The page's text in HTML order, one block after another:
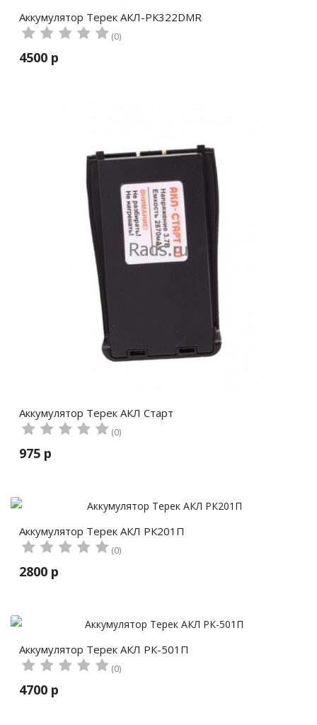
Аккумулятор Терек АКЛ-РК322DMR
(0)
4500 р
Аккумулятор Терек АКЛ Старт
(0)
975 р
Аккумулятор Терек АКЛ РК201П
(0)
2800 р
Аккумулятор Терек АКЛ РК-501П
(0)
4700 р